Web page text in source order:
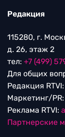
Редакция
115280, г.
д. 26, этаж 2
тел: +7 (499)
Для общих
Редакция RTVI:
Маркетинг/PR:
Реклама RTVI:
Партнерские